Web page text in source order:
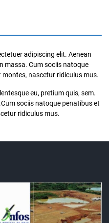
adipiscing elit. Aenean
massa. Cum sociis natoque
nascetur ridiculus mus.
eu, pretium quis, sem.
sociis natoque penatibus et
ridiculus mus.